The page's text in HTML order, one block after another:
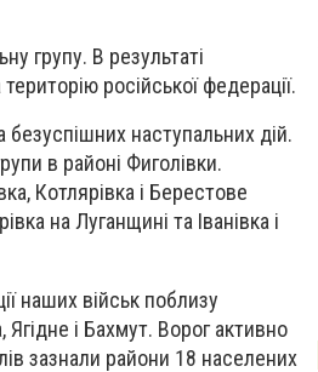
групу. В результаті
російської федерації.
наступальних дій.
в районі Фиголівки.
Котлярівка і Берестове
на Луганщині та Іванівка і
наших військ поблизу
і Бахмут. Ворог активно
зазнали райони 18 населених